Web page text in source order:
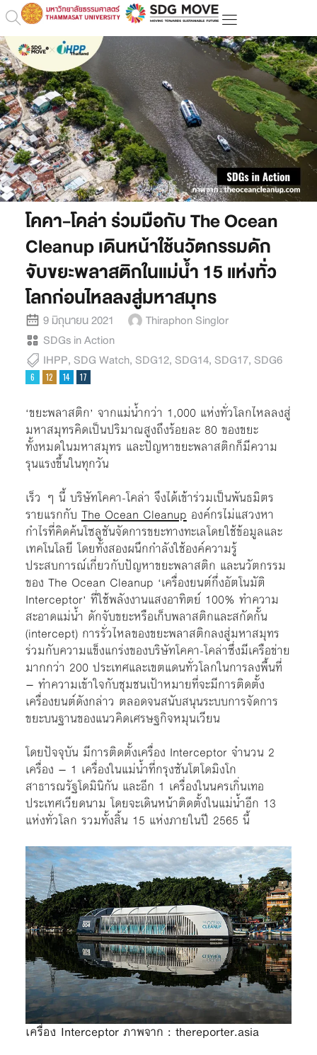
โคคา-โคล่า ร่วมมือกับ The Ocean
Cleanup เดินหน้าใช้นวัตกรรมดัก
จับขยะพลาสติกในแม่น้ำ 15 แห่งทั่ว
โลกก่อนไหลลงสู่มหาสมุทร
9 มิถุนายน 2021
Thiraphon Singlor
SDGs in Action
IHPP, SDG Watch, SDG12, SDG14, SDG17, SDG6
‘ขยะพลาสติก’ จากแม่น้ำกว่า 1,000 แห่งทั่วโลกไหลลงสู่
มหาสมุทรคิดเป็นปริมาณสูงถึงร้อยละ 80 ของขยะ
ทั้งหมดในมหาสมุทร และปัญหาขยะพลาสติกก็มีความ
รุนแรงขึ้นในทุกวัน
เร็ว ๆ นี้ บริษัทโคคา-โคล่า จึงได้เข้าร่วมเป็นพันธมิตร
รายแรกกับThe Ocean Cleanupองค์กรไม่แสวงหา
กำไรที่คิดค้นโซลูชันจัดการขยะทางทะเลโดยใช้ข้อมูลและ
เทคโนโลยี โดยทั้งสองผนึกกำลังใช้องค์ความรู้
ประสบการณ์เกี่ยวกับปัญหาขยะพลาสติก และนวัตกรรม
ของ The Ocean Cleanup ‘เครื่องยนต์กึ่งอัตโนมัติ
Interceptor’ ที่ใช้พลังงานแสงอาทิตย์ 100% ทำความ
สะอาดแม่น้ำ ดักจับขยะหรือเก็บพลาสติกและสกัดกั้น
(intercept) การรั่วไหลของขยะพลาสติกลงสู่มหาสมุทร
ร่วมกับความแข็งแกร่งของบริษัทโคคา-โคล่าซึ่งมีเครือข่าย
มากกว่า 200 ประเทศและเขตแดนทั่วโลกในการลงพื้นที่
– ทำความเข้าใจกับชุมชนเป้าหมายที่จะมีการติดตั้ง
เครื่องยนต์ดังกล่าว ตลอดจนสนับสนุนระบบการจัดการ
ขยะบนฐานของแนวคิดเศรษฐกิจหมุนเวียน
โดยปัจจุบัน มีการติดตั้งเครื่อง Interceptor จำนวน 2
เครื่อง – 1 เครื่องในแม่น้ำที่กรุงซันโตโดมิงโก
สาธารณรัฐโดมินิกัน และอีก 1 เครื่องในนครเกิ่นเทอ
ประเทศเวียดนาม โดยจะเดินหน้าติดตั้งในแม่น้ำอีก 13
แห่งทั่วโลก รวมทั้งสิ้น 15 แห่งภายในปี 2565 นี้
เครื่อง Interceptor ภาพจาก : thereporter.asia